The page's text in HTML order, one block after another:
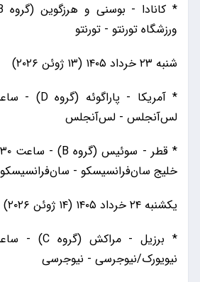
ورزشگاه تورنتو - تورنتو
شنبه ۲۳ خرداد ۱۴۰۵ (۱۳ ژوئن ۲۰۲۶)
لس‌آنجلس - لس‌آنجلس
خلیج سان‌فرانسیسکو - سان‌فرانسیسکو
یکشنبه ۲۴ خرداد ۱۴۰۵ (۱۴ ژوئن ۲۰۲۶)
نیویورک/نیوجرسی - نیوجرسی